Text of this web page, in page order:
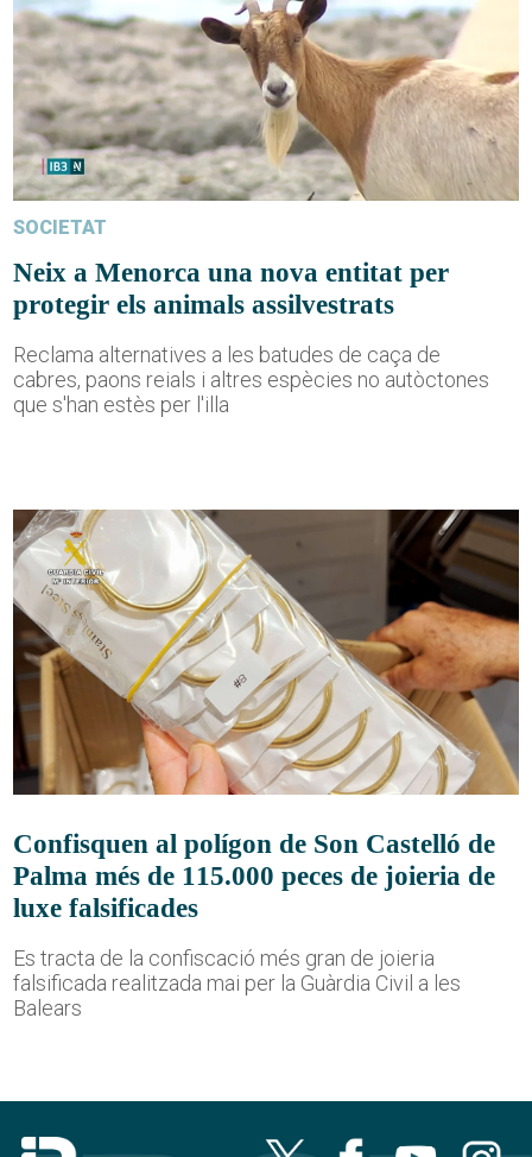
SOCIETAT
Neix a Menorca una nova entitat per
protegir els animals assilvestrats
Reclama alternatives a les batudes de caça de
cabres, paons reials i altres espècies no autòctones
que s'han estès per l'illa
Confisquen al polígon de Son Castelló de
Palma més de 115.000 peces de joieria de
luxe falsificades
Es tracta de la confiscació més gran de joieria
falsificada realitzada mai per la Guàrdia Civil a les
Balears